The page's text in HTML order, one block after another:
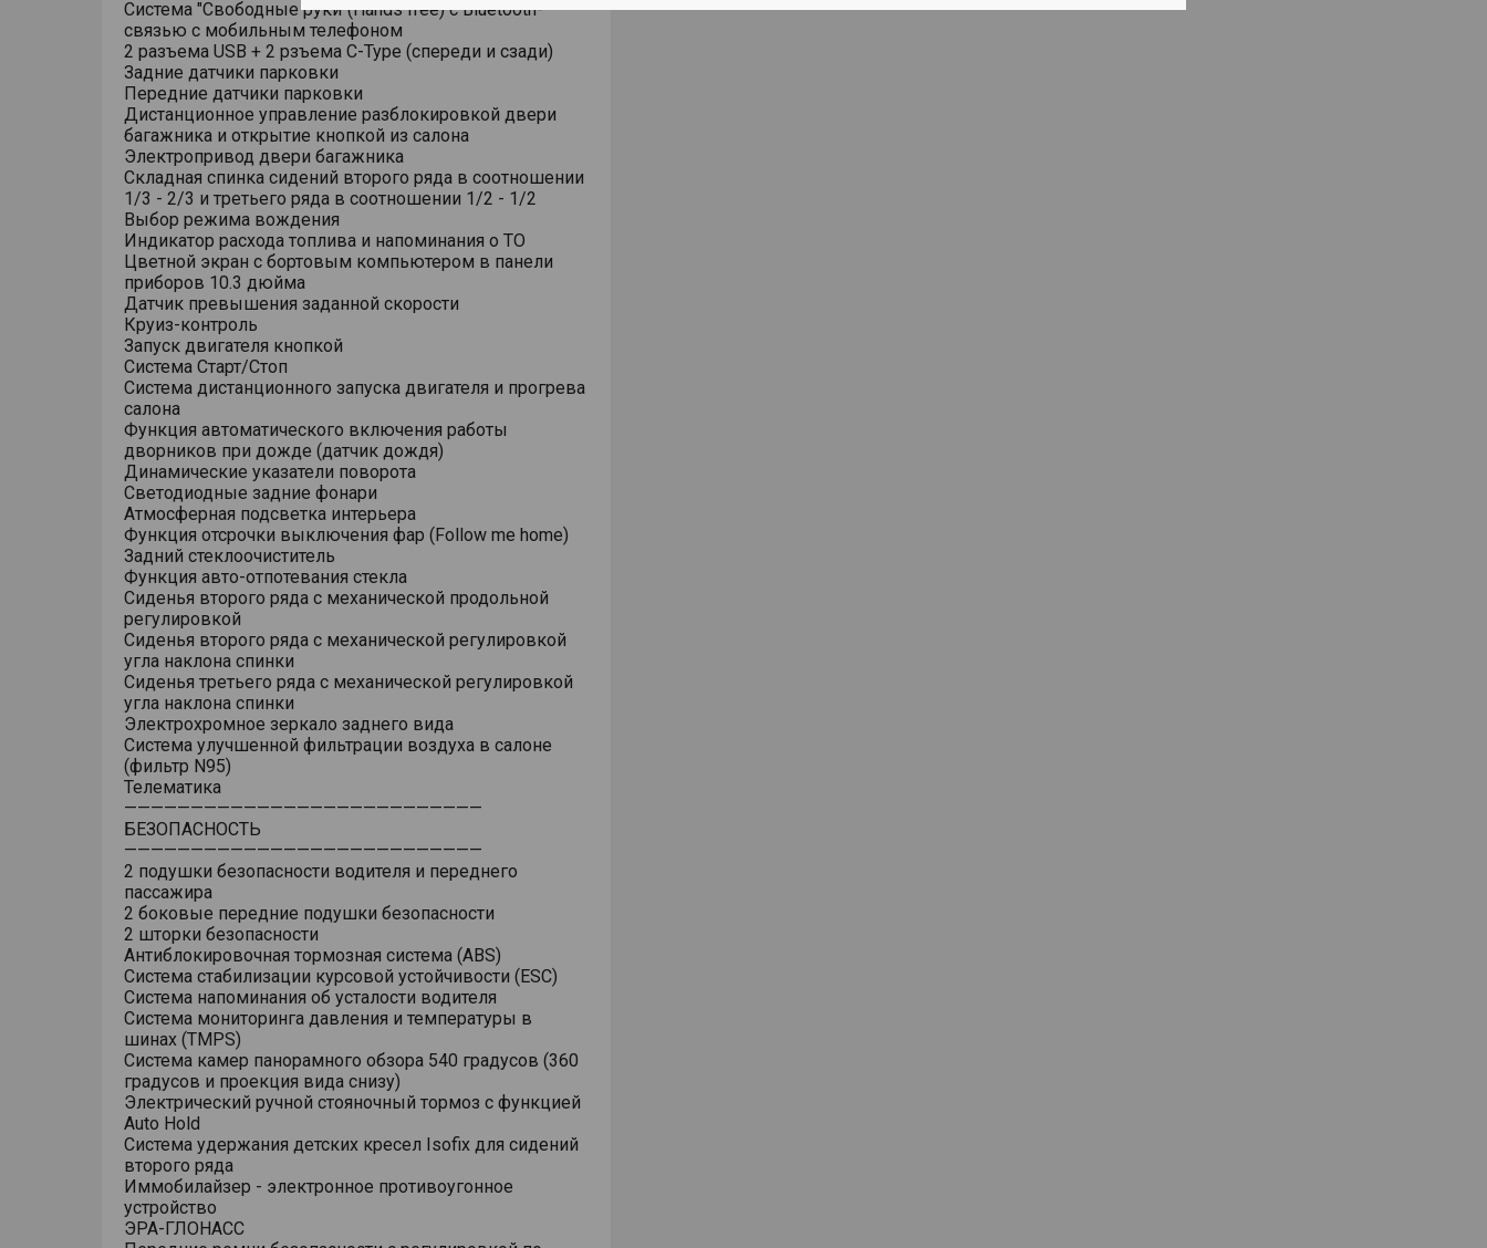
Система "Свободные руки"(Hands free) с Bluetooth-
связью с мобильным телефоном
2 разъема USB + 2 рзъема C-Type (спереди и сзади)
Задние датчики парковки
Передние датчики парковки
Дистанционное управление разблокировкой двери
багажника и открытие кнопкой из салона
Электропривод двери багажника
Складная спинка сидений второго ряда в соотношении
1/3 - 2/3 и третьего ряда в соотношении 1/2 - 1/2
Выбор режима вождения
Индикатор расхода топлива и напоминания о ТО
Цветной экран с бортовым компьютером в панели
приборов 10.3 дюйма
Датчик превышения заданной скорости
Круиз-контроль
Запуск двигателя кнопкой
Система Старт/Стоп
Система дистанционного запуска двигателя и прогрева
салона
Функция автоматического включения работы
дворников при дожде (датчик дождя)
Динамические указатели поворота
Светодиодные задние фонари
Атмосферная подсветка интерьера
Функция отсрочки выключения фар (Follow me home)
Задний стеклоочиститель
Функция авто-отпотевания стекла
Сиденья второго ряда с механической продольной
регулировкой
Сиденья второго ряда с механической регулировкой
угла наклона спинки
Сиденья третьего ряда с механической регулировкой
угла наклона спинки
Электрохромное зеркало заднего вида
Система улучшенной фильтрации воздуха в салоне
(фильтр N95)
Телематика
———————————————————————————
БЕЗОПАСНОСТЬ
———————————————————————————
2 подушки безопасности водителя и переднего
пассажира
2 боковые передние подушки безопасности
2 шторки безопасности
Антиблокировочная тормозная система (ABS)
Система стабилизации курсовой устойчивости (ESC)
Система напоминания об усталости водителя
Система мониторинга давления и температуры в
шинах (TMPS)
Система камер панорамного обзора 540 градусов (360
градусов и проекция вида снизу)
Электрический ручной стояночный тормоз с функцией
Auto Hold
Система удержания детских кресел Isofix для сидений
второго ряда
Иммобилайзер - электронное противоугонное
устройство
ЭРА-ГЛОНАСС